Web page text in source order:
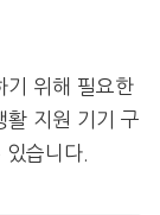
기 위해 필요한
활 지원 기기 구
습니다.